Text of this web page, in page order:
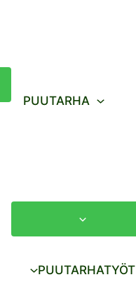
PUUTARHA
PUUTARHATYÖT